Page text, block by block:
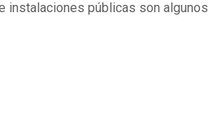
instalaciones públicas son algunos